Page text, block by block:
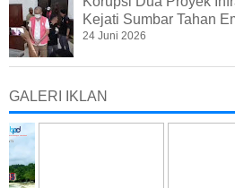
Kejati Sumbar Tahan
24 Juni 2026
GALERI IKLAN